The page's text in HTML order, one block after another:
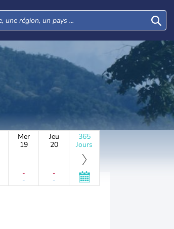
Mer
19
-
-
Jeu
20
-
-
365
Jours